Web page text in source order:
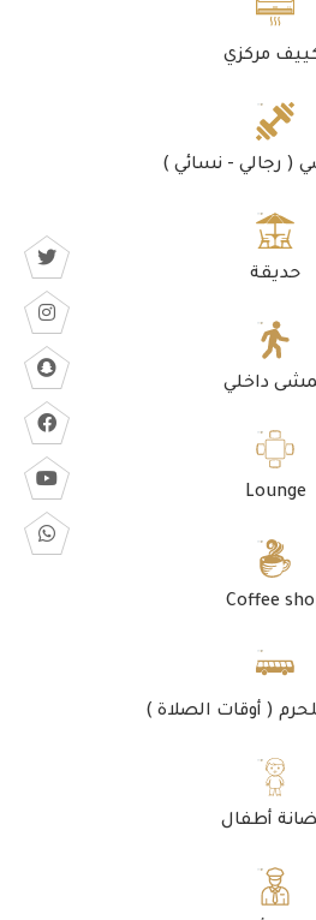
مركزي
( رجالي - نسائي )
حديقة
داخلي
Lounge
Coffee
( أوقات الصلاة )
أطفال